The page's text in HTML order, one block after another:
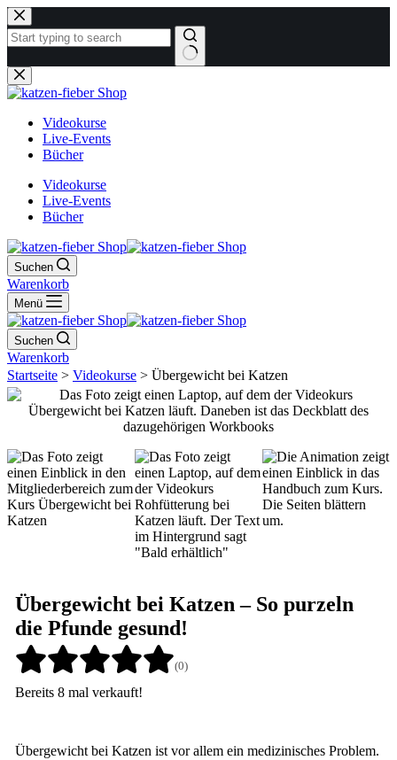
Zum
Inhalt
springen
Keine
Ergebnisse
Videokurse
Live-Events
Bücher
Videokurse
Live-Events
Bücher
Suchen
Warenkorb
Menü
Suchen
Warenkorb
Startseite > Videokurse > Übergewicht bei Katzen
Übergewicht bei Katzen – So purzeln
die Pfunde gesund!
(0)
Bereits 8 mal verkauft!
Übergewicht bei Katzen ist vor allem ein medizinisches Problem.